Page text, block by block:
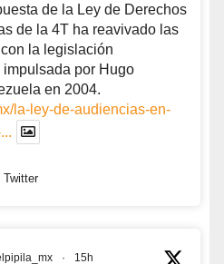
de la Ley de Derechos
de la 4T ha reavivado las
la legislación
por Hugo
en 2004.
la-ley-de-audiencias-en-
Twitter
· 15h